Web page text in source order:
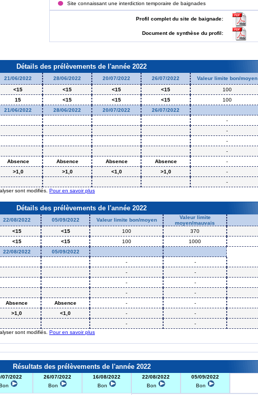
Site connaissant une interdiction temporaire de baignades
Profil complet du site de baignade:
Document de synthèse du profil:
Détails des prélèvements de l'année 2022
21/06/2022 28/06/2022 20/07/2022 26/07/2022 Valeur limite bon/moyen
<15 <15 <15 <15 100
15 <15 <15 <15 100
21/06/2022 28/06/2022 20/07/2022
26/07/2022
-
-
-
-
Absence Absence Absence Absence -
>1,0 >1,0 <1,0 >1,0 -
-
sont modifiés. Pour en savoir plus
Détails des prélèvements de l'année 2022
22/08/2022 05/09/2022 Valeur limite bon/moyen
Valeur limite
moyen/mauvais
<15 <15 100
370
<15 <15 100
1000
22/08/2022
05/09/2022
-
-
-
-
-
-
-
-
Absence Absence -
-
>1,0 <1,0 -
-
-
-
sont modifiés. Pour en savoir plus
Résultats des prélèvements de l'année 2022
07/2022
26/07/2022
Bon
16/08/2022
Bon
22/08/2022
Bon
05/09/2022
Bon